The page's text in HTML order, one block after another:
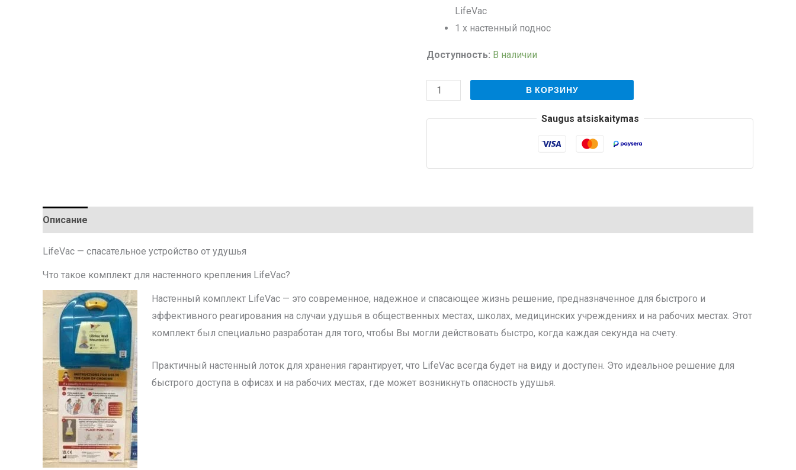
LifeVac
1 x настенный поднос
Доступность: В наличии
Количество
Комплект
В КОРЗИНУ
Saugus atsiskaitymas
Описание
LifeVac — спасательное устройство от удушья
Что такое комплект для настенного крепления LifeVac?
Настенный комплект LifeVac — это современное, надежное и спасающее жизнь решение, предназначенное для быстрого и
эффективного реагирования на случаи удушья в общественных местах, школах, медицинских учреждениях и на рабочих местах. Этот
комплект был специально разработан для того, чтобы Вы могли действовать быстро, когда каждая секунда на счету.
Практичный настенный лоток для хранения гарантирует, что LifeVac всегда будет на виду и доступен. Это идеальное решение для
быстрого доступа в офисах и на рабочих местах, где может возникнуть опасность удушья.